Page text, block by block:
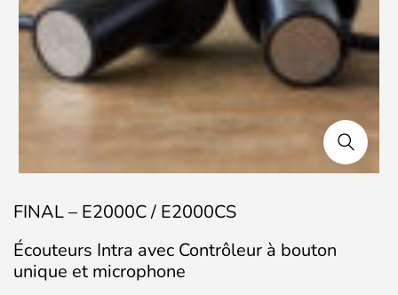
FINAL – E2000C / E2000CS
Écouteurs Intra avec Contrôleur à bouton
unique et microphone